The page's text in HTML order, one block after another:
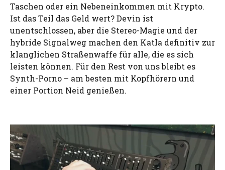
Taschen oder ein Nebeneinkommen mit Krypto.
Ist das Teil das Geld wert? Devin ist
unentschlossen, aber die Stereo-Magie und der
hybride Signalweg machen den Katla definitiv zur
klanglichen Straßenwaffe für alle, die es sich
leisten können. Für den Rest von uns bleibt es
Synth-Porno – am besten mit Kopfhörern und
einer Portion Neid genießen.